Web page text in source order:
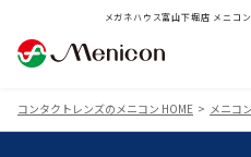
メガネハウス富山下堀店 メニコ
コンタクトレンズのメニコン HOME メニコ